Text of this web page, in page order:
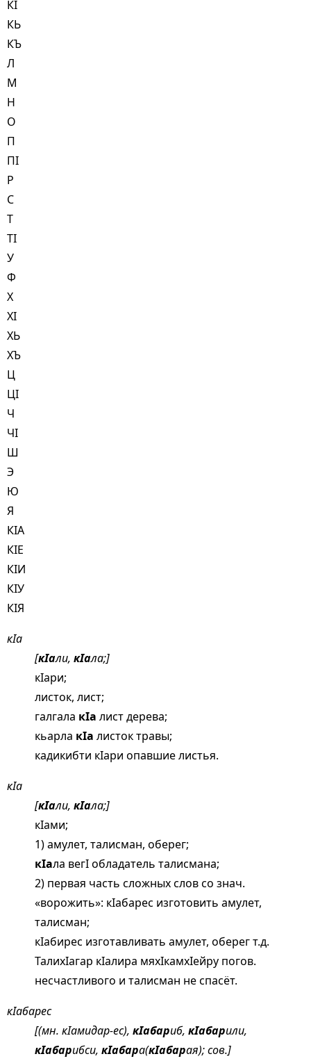
КI
КЬ
КЪ
Л
М
Н
О
П
ПI
Р
С
Т
ТI
У
Ф
Х
ХI
ХЬ
ХЪ
Ц
ЦI
Ч
ЧI
Ш
Э
Ю
Я
КIА
КIЕ
КIИ
КIУ
КIЯ
кIа
[кIали, кIала;]
кIари;
листок, лист;
галгала кIа лист дерева;
кьарла кIа листок травы;
кадикибти кIари опавшие листья.
кIа
[кIали, кIала;]
кIами;
1) амулет, талисман, оберег;
кIала вегI обладатель талисмана;
2) первая часть сложных слов со знач.
«ворожить»: кIабарес изготовить амулет,
талисман;
кIабирес изготавливать амулет, оберег т.д.
ТалихIагар кIалира мяхIкамхIейру погов.
несчастливого и талисман не спасёт.
кIабарес
[(мн. кIамидар-ес), кIабариб, кIабарили,
кIабарибси, кIабара(кIабарая); сов.]